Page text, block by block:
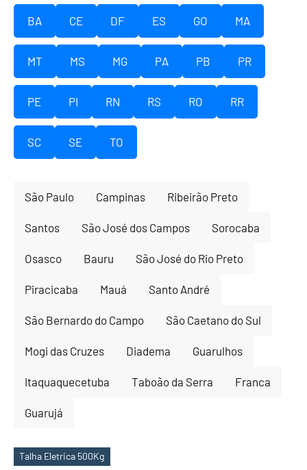
BA CE DF ES GO MA
MT MS MG PA PB PR
PE PI RN RS RO RR
SC SE TO
São Paulo Campinas Ribeirão Preto
Santos São José dos Campos Sorocaba
Osasco Bauru São José do Rio Preto
Piracicaba Mauá Santo André
São Bernardo do Campo São Caetano do Sul
Mogi das Cruzes Diadema Guarulhos
Itaquaquecetuba Taboão da Serra Franca
Guarujá
Tags
Talha Eletrica 500Kg